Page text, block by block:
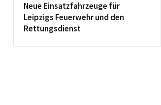
Neue Einsatzfahrzeuge für
Leipzigs Feuerwehr und den
Rettungsdienst